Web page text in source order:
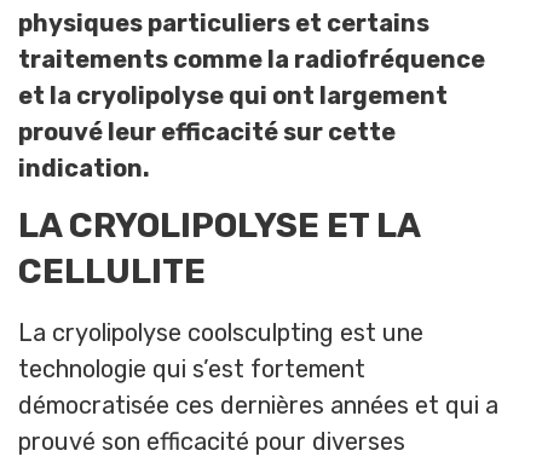
physiques particuliers et certains
traitements comme la radiofréquence
et la cryolipolyse qui ont largement
prouvé leur efficacité sur cette
indication.
LA CRYOLIPOLYSE ET LA
CELLULITE
La cryolipolyse coolsculpting est une
technologie qui s’est fortement
démocratisée ces dernières années et qui a
prouvé son efficacité pour diverses